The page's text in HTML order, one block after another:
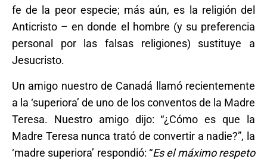
fe de la peor especie; más aún, es la religión del
Anticristo – en donde el hombre (y su preferencia
personal por las falsas religiones) sustituye a
Jesucristo.
Un amigo nuestro de Canadá llamó recientemente
a la ‘superiora’ de uno de los conventos de la Madre
Teresa. Nuestro amigo dijo: “¿Cómo es que la
Madre Teresa nunca trató de convertir a nadie?”, la
‘madre superiora’ respondió: “Es el máximo respeto